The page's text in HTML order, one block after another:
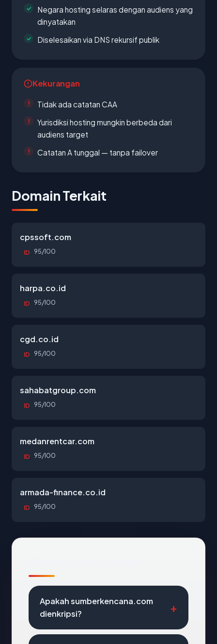
Negara hosting selaras dengan audiens yang
dinyatakan
Diselesaikan via DNS rekursif publik
Kekurangan
Tidak ada catatan CAA
Yurisdiksi hosting mungkin berbeda dari
audiens target
Catatan A tunggal — tanpa failover
Domain Terkait
cpssoft.com
ID 95/100
harpa.co.id
ID 95/100
cgd.co.id
ID 95/100
sahabatgroup.com
ID 95/100
medanrentcar.com
ID 95/100
armada-finance.co.id
ID 95/100
Apakah sumberkencana.com
dienkripsi?